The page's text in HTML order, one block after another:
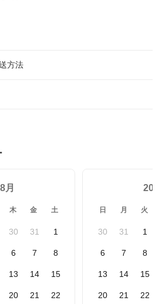
方法
月
木 金 土
30 31 1
6 7 8
13 14 15
20 21 22
日 月 火
30 31 1
6 7 8
13 14 15
20 21 22